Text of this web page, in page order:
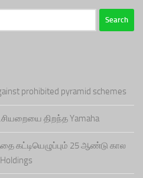
prohibited pyramid schemes
திறந்த Yamaha
கட்டியெழுப்பும் 25 ஆண்டு கால